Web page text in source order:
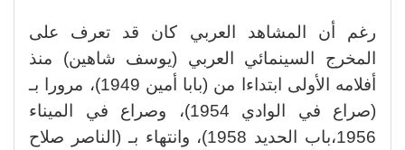
رغم أن المشاهد العربي كان قد تعرف على
المخرج السينمائي العربي (يوسف شاهين) منذ
أفلامه الأولى ابتداءا من (بابا أمين 1949)، مرورا بـ
(صراع في الوادي 1954)، وصراع في الميناء
1956،باب الحديد 1958)، وانتهاء بـ (الناصر صلاح